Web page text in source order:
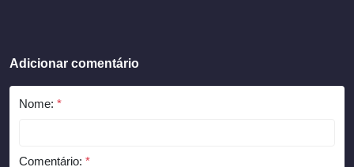
Adicionar comentário
Nome: *
Comentário: *